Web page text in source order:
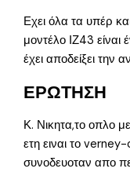
Εχει όλα τα υπέρ
μοντέλο ΙΖ43 είναι
έχει αποδείξει την
ΕΡΩΤΗΣΗ
Κ. Νικητα,το οπλο
ετη ειναι το
συνοδευοταν απο